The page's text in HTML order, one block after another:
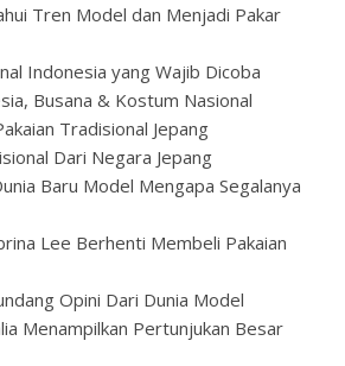
Tren Model dan Menjadi Pakar
Indonesia yang Wajib Dicoba
Busana & Kostum Nasional
Tradisional Jepang
Dari Negara Jepang
Baru Model Mengapa Segalanya
Lee Berhenti Membeli Pakaian
Opini Dari Dunia Model
Menampilkan Pertunjukan Besar